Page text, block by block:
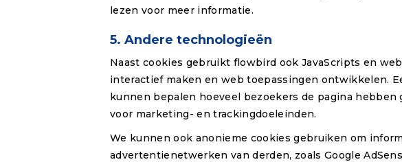
lezen voor meer informatie.
5. Andere technologieën
Naast cookies gebruikt flowbird ook JavaScripts en
interactief maken en web toepassingen ontwikkelen.
kunnen bepalen hoeveel bezoekers de pagina
voor marketing- en trackingdoeleinden.
We kunnen ook anonieme cookies gebruiken om
advertentienetwerken van derden, zoals Google